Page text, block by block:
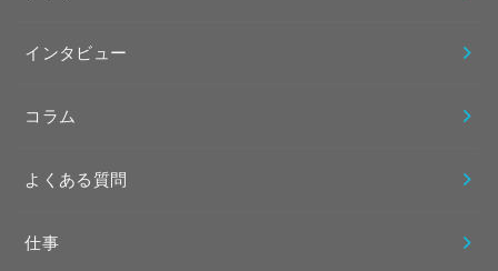
インタビュー
コラム
よくある質問
仕事